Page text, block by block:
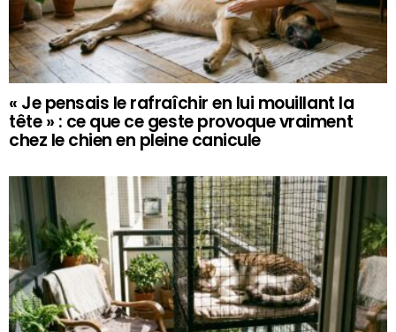
« Je pensais le rafraîchir en lui mouillant la
tête » : ce que ce geste provoque vraiment
chez le chien en pleine canicule